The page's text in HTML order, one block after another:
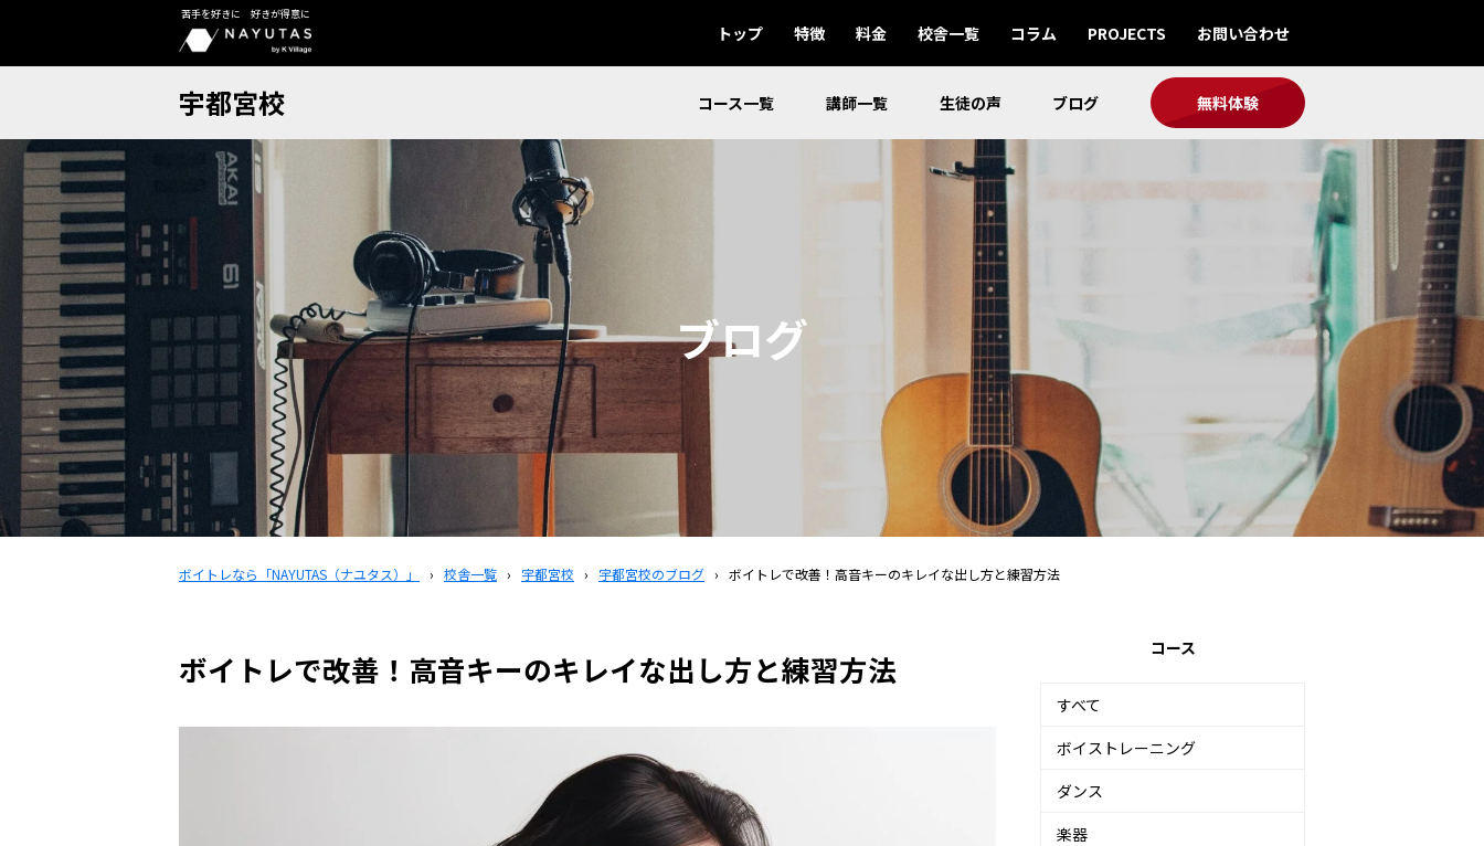
苦手を好きに 好きが得意に
トップ 特徴 料金 校舎一覧 コラム PROJECTS お問い合わせ
宇都宮校 コース一覧 講師一覧 生徒の声 ブログ 無料体験
ブログ
ボイトレなら「NAYUTAS（ナユタス）」 › 校舎一覧 › 宇都宮校 › 宇都宮校のブログ › ボイトレで改善！高音キーのキレイな出し方と練習方法
ボイトレで改善！高音キーのキレイな出し方と練習方法
コース
すべて
ボイストレーニング
ダンス
楽器